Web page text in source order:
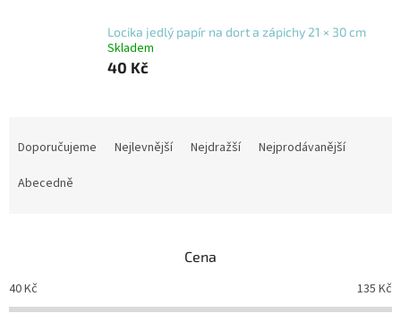
Locika jedlý papír na dort a zápichy 21 × 30 cm
Skladem
40 Kč
o
d
Doporučujeme Nejlevnější Nejdražší
Nejprodávanější
Abecedně
Cena
40Kč 135 Kč